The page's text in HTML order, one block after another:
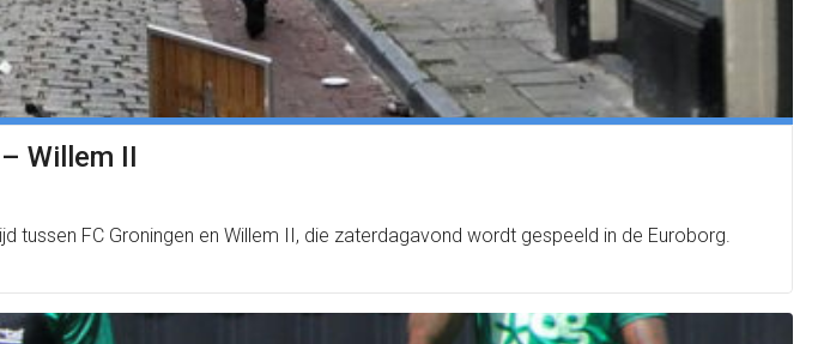
Willem II
FC Groningen en Willem II, die zaterdagavond wordt gespeeld in de Euroborg.